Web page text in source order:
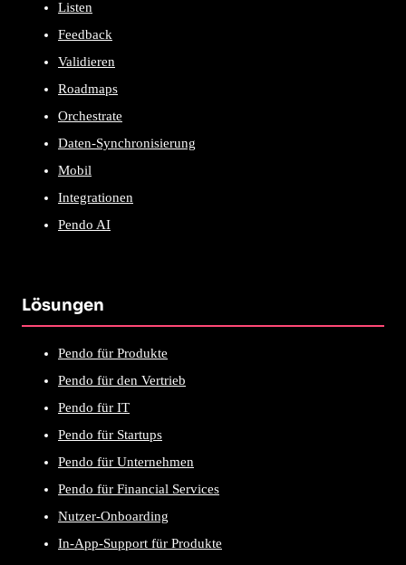
Listen
Feedback
Validieren
Roadmaps
Orchestrate
Daten-Synchronisierung
Mobil
Integrationen
Pendo AI
Lösungen
Pendo für Produkte
Pendo für den Vertrieb
Pendo für IT
Pendo für Startups
Pendo für Unternehmen
Pendo für Financial Services
Nutzer-Onboarding
In-App-Support für Produkte